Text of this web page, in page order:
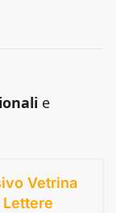
e
Vetrina
Lettere